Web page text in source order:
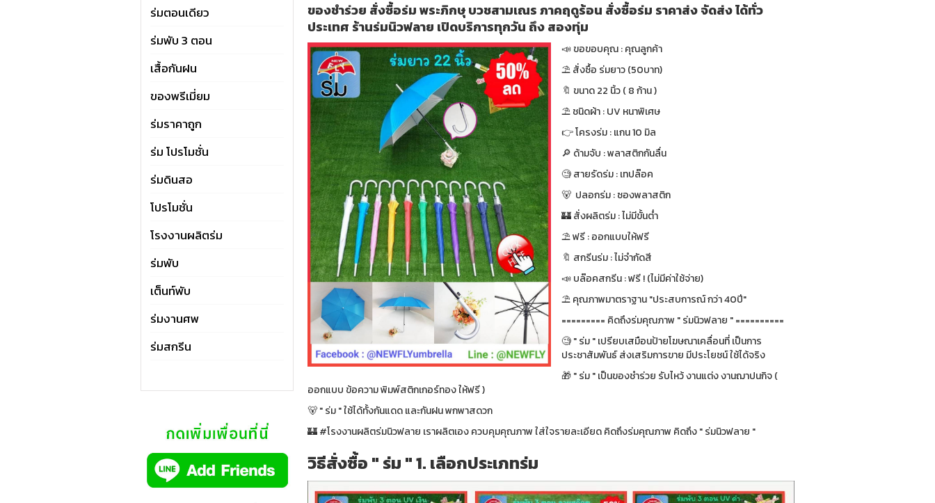
ร่มตอนเดียว
ร่มพับ 3 ตอน
เสื้อกันฝน
ของพรีเมี่ยม
ร่มราคาถูก
ร่ม โปรโมชั่น
ร่มดินสอ
โปรโมชั่น
โรงงานผลิตร่ม
ร่มพับ
เต็นท์พับ
ร่มงานศพ
ร่มสกรีน
ของชำร่วย สั่งซื้อร่ม พระภิกษุ บวชสามเณร ภาคฤดูร้อน สั่งซื้อร่ม ราคาส่ง จัดส่ง ได้ทั่ว
ประเทศ ร้านร่มนิวฟลาย เปิดบริการทุกวัน ถึง สองทุ่ม
📣 ขอขอบคุณ : คุณลูกค้า
⛱ สั่งซื้อ ร่มยาว (50บาท)
🔖 ขนาด 22 นิ้ว ( 8 ก้าน )
⛱ ชนิดผ้า : UV หนาพิเศษ
👉 โครงร่ม : แกน 10 มิล
🔎 ด้ามจับ : พลาสติกกันลื่น
🧐 สายรัดร่ม : เทปล๊อค
🐻 ปลอกร่ม : ซองพลาสติก
🏰 สั่งผลิตร่ม : ไม่มีขั้นต่ำ
⛱ ฟรี : ออกแบบให้ฟรี
🔖 สกรีนร่ม : ไม่จำกัดสี
📣 บล๊อคสกรีน : ฟรี ! (ไม่มีค่าใช้จ่าย)
⛱ คุณภาพมาตราฐาน "ประสบการณ์ กว่า 40ปี"
========= คิดถึงร่มคุณภาพ " ร่มนิวฟลาย " ==========
🧐 " ร่ม " เปรียบเสมือนป้ายโฆษณาเคลื่อนที่ เป็นการ
ประชาสัมพันธ์ ส่งเสริมการขาย มีประโยชน์ ใช้ได้จริง
🎁 " ร่ม " เป็นของชำร่วย รับไหว้ งานแต่ง งานฌาปนกิจ (
ออกแบบ ข้อความ พิมพ์สติกเกอร์ทอง ให้ฟรี )
🐻 " ร่ม " ใช้ได้ทั้งกันแดด และกันฝน พกพาสดวก
🏰 #โรงงานผลิตร่มนิวฟลาย เราผลิตเอง ควบคุมคุณภาพ ใส่ใจรายละเอียด คิดถึงร่มคุณภาพ คิดถึง " ร่มนิวฟลาย "
วิธีสั่งซื้อ " ร่ม " 1. เลือกประเภทร่ม